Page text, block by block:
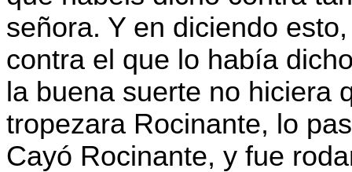
señora. Y en diciendo
contra el que lo había
la buena suerte no hiciera
tropezara Rocinante, lo
Cayó Rocinante, y fue